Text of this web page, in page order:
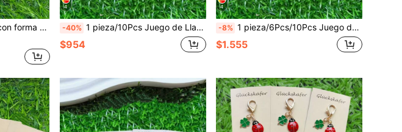
Boda, Regreso a la escuela, Graduación Accesorios para automóviles Gótico lindo Y2k Ideas de regalo para la madre, el padre, la graduación y el maestro
4
-40% 1 pieza/10Pcs Juego de Llaveros de Flores Coloridas, Incluye Tarjeta de Felicitación "Gracias por Ayudarme a Crecer" y Llavero con Colgante de Flor Colorida, Hecho de Material de Aleación Duradera, Adecuado para Decoración de Bolsos, Llaves de Coche, Regalo Ideal para el Día del Maestro, Acción de Gracias, Navidad y Diversas Ocasiones de Agradecimiento - Regalo para el Maestro, Regalo de Graduación, Regalo de Regreso a Clases, Color Aleatorio
$954
4
-8% 1 pieza/6Pcs/10Pcs Juego de Combinación de Llaveros con Corazón y Margarita Coloridos - Colgante de Llavero con Flor y Corazón - Material de Aleación Duradero - Viene con Tarjeta de Abrazo Inspiradora - Recuerdo de Aliento y Gratitud, Adecuado para Decoración de Bolsos Diarios, Accesorios de Llavero de Coche - También Adecuado para Regalos de Boda, Cumpleaños, Acción de Gracias, Navidad, Día de San Valentín, Regalos para Maestros, Regalos de Graduación, Regalos de Regreso a la Escuela
$1.555